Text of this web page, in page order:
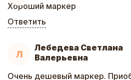
Хороший маркер
Ответить
Л
Лебедева Светлана
Валерьевна
Очень дешевый маркер.